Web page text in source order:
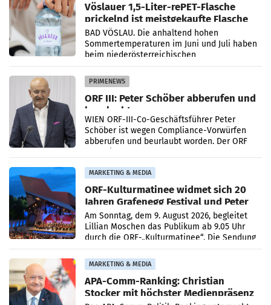
Vöslauer 1,5-Liter-rePET-Flasche
prickelnd ist meistgekaufte Flasche
Österreichs
BAD VÖSLAU. Die anhaltend hohen
Sommertemperaturen im Juni und Juli haben
beim niederösterreichischen
Getränkehersteller Vöslauer zu deutlichen
Absatzzuwächsen geführt. Während
PRIMENEWS
ORF III: Peter Schöber abberufen und
beurlaubt
WIEN ORF-III-Co-Geschäftsführer Peter
Schöber ist wegen Compliance-Vorwürfen
abberufen und beurlaubt worden. Der ORF
MARKETING & MEDIA
ORF-Kulturmatinee widmet sich 20
Jahren Grafenegg Festival und Peter
Simonischek
Am Sonntag, dem 9. August 2026, begleitet
Lillian Moschen das Publikum ab 9.05 Uhr
durch die ORF-„Kulturmatinee“. Die Sendung
startet mit der Dokumentation „20 Jahre
Grafenegg
MARKETING & MEDIA
APA-Comm-Ranking: Christian
Stocker mit höchster Medienpräsenz